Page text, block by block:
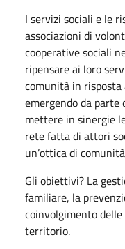
I servizi sociali e le
associazioni di
cooperative sociali
ripensare ai loro
comunità in
emergendo da parte
mettere in sinergie
rete fatta di attori
un’ottica di
Gli obiettivi? La
familiare, la
coinvolgimento
territorio.